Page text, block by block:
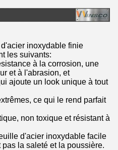
inoxydable finie
les suivants:
à la corrosion, une
et à l'abrasion, et
ajoute un look unique à tout
ce qui le rend parfait
non toxique et résistant à
d'acier inoxydable facile
la saleté et la poussière.